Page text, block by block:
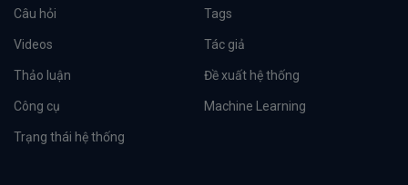
Câu hỏi Tags
Videos Tác giả
Thảo luận Đề xuất hệ thống
Công cụ Machine Learning
Trạng thái hệ thống